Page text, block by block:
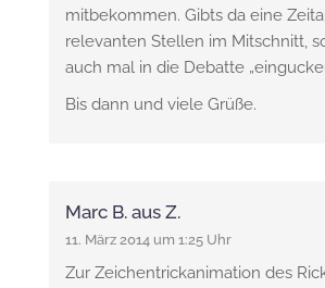
mitbekommen. Gibts da eine
relevanten Stellen im Mitschnitt,
auch mal in die Debatte
Bis dann und viele Grüße.
Marc B. aus Z.
11. März 2014 um 1:25 Uhr
Zur Zeichentrickanimation des